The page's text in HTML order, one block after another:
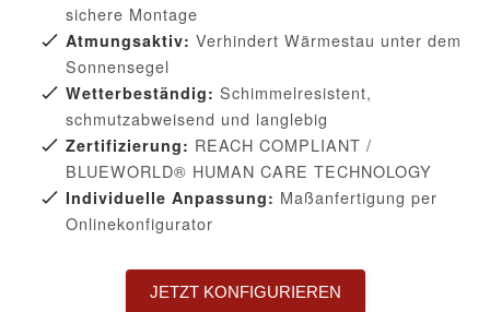
sichere Montage
Atmungsaktiv: Verhindert Wärmestau unter dem
Sonnensegel
Wetterbeständig: Schimmelresistent,
schmutzabweisend und langlebig
Zertifizierung: REACH COMPLIANT /
BLUEWORLD® HUMAN CARE TECHNOLOGY
Individuelle Anpassung: Maßanfertigung per
Onlinekonfigurator
JETZT KONFIGURIEREN